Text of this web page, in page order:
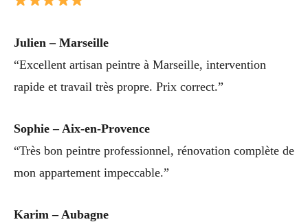
Julien – Marseille
“Excellent artisan peintre à Marseille, intervention
rapide et travail très propre. Prix correct.”
Sophie – Aix-en-Provence
“Très bon peintre professionnel, rénovation complète de
mon appartement impeccable.”
Karim – Aubagne